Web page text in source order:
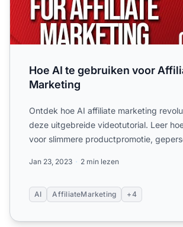
Hoe AI te gebruiken voor
Marketing
Ontdek hoe AI affiliate marketing
deze uitgebreide videotutorial. Leer
voor slimmere productpromotie,
Jan 23, 2023 2 min lezen
AI AffiliateMarketing +4